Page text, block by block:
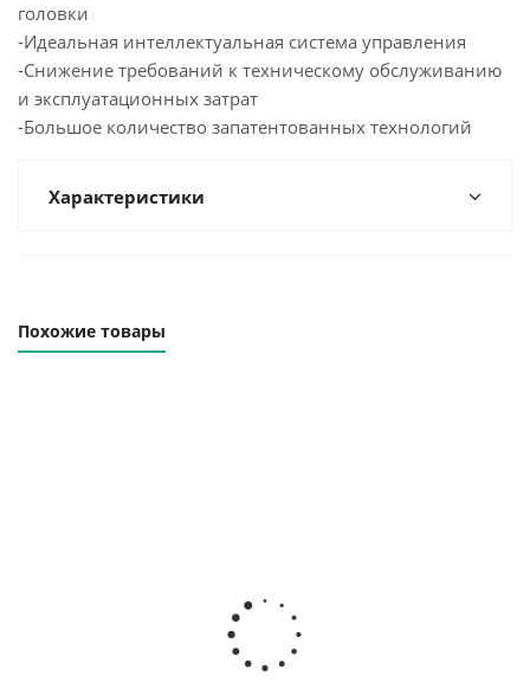
головки
-Идеальная интеллектуальная система управления
-Снижение требований к техническому обслуживанию
и эксплуатационных затрат
-Большое количество запатентованных технологий
Характеристики
Похожие товары
Винтовой
компрессор
ВК340Н-7,5ВС